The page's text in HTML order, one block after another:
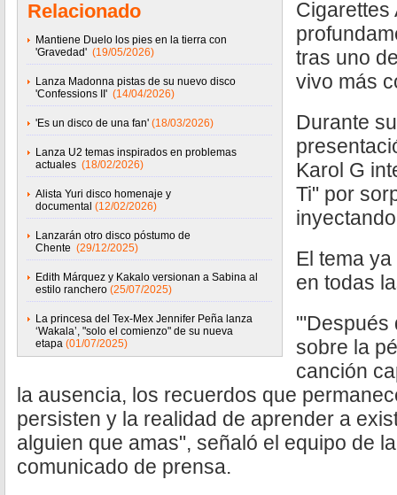
Relacionado
Mantiene Duelo los pies en la tierra con
'Gravedad' (19/05/2026)
Lanza Madonna pistas de su nuevo disco
'Confessions II' (14/04/2026)
'Es un disco de una fan' (18/03/2026)
Lanza U2 temas inspirados en problemas
actuales (18/02/2026)
Alista Yuri disco homenaje y
documental (12/02/2026)
Lanzarán otro disco póstumo de
Chente (29/12/2025)
Edith Márquez y Kakalo versionan a Sabina al
estilo ranchero (25/07/2025)
La princesa del Tex-Mex Jennifer Peña lanza
‘Wakala’, "solo el comienzo" de su nueva
etapa (01/07/2025)
Cigarettes
tras uno
vivo más
Durante
Karol G
Ti" por
El tema
en todas
"'Después
sobre la
canción
la ausencia, los recuerdos que
persisten y la realidad de aprender a
alguien que amas", señaló el equipo de
comunicado de prensa.